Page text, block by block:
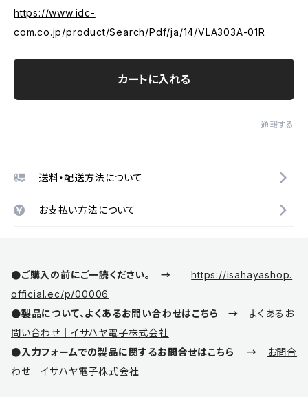
https://www.idc-
com.co.jp/product/Search/Pdf/ja/14/VLA303A-01R
カートに入れる
通報する
送料・配送方法について
お支払い方法について
●ご購入の前にご一読ください。 →https://isahayashop.
official.ec/p/00006
●製品について、よくあるお問い合わせはこちら → よくあるお
問い合わせ｜イサハヤ電子株式会社
●入力フォームでの製品に関するお問合せはこちら →
お問合
わせ｜イサハヤ電子株式会社